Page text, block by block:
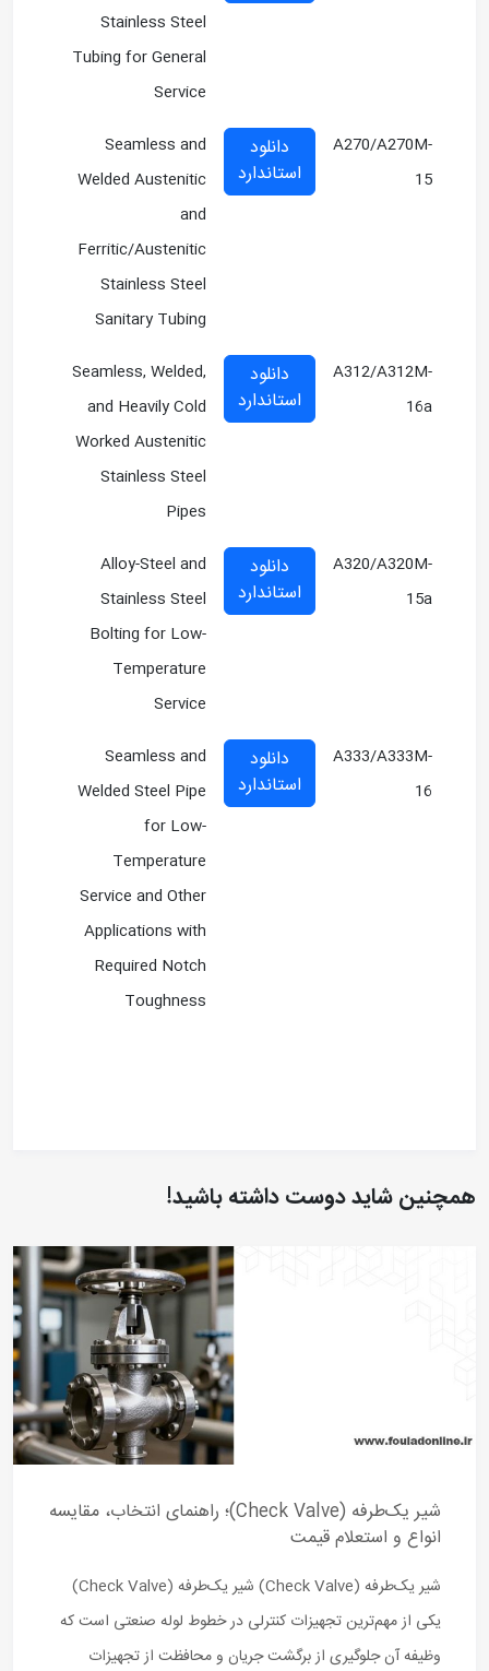
Stainless Steel
Tubing for General
Service
A270/A270M-
15
دانلود
استاندارد
Seamless and
Welded Austenitic
and
Ferritic/Austenitic
Stainless Steel
Sanitary Tubing
A312/A312M-
16a
دانلود
استاندارد
Seamless, Welded,
and Heavily Cold
Worked Austenitic
Stainless Steel
Pipes
A320/A320M-
15a
دانلود
استاندارد
Alloy-Steel and
Stainless Steel
Bolting for Low-
Temperature
Service
A333/A333M-
16
دانلود
استاندارد
Seamless and
Welded Steel Pipe
for Low-
Temperature
Service and Other
Applications with
Required Notch
Toughness
همچنین شاید دوست داشته باشید!
شیر یک‌طرفه (Check Valve)؛ راهنمای انتخاب، مقایسه
انواع و استعلام قیمت
شیر یک‌طرفه (Check Valve) شیر یک‌طرفه (Check Valve)
یکی از مهم‌ترین تجهیزات کنترلی در خطوط لوله صنعتی است که
وظیفه آن جلوگیری از برگشت جریان و محافظت از تجهیزات